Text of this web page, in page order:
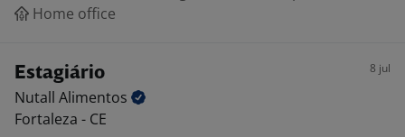
Home office
Estagiário 8 jul
Nutall Alimentos
Fortaleza - CE